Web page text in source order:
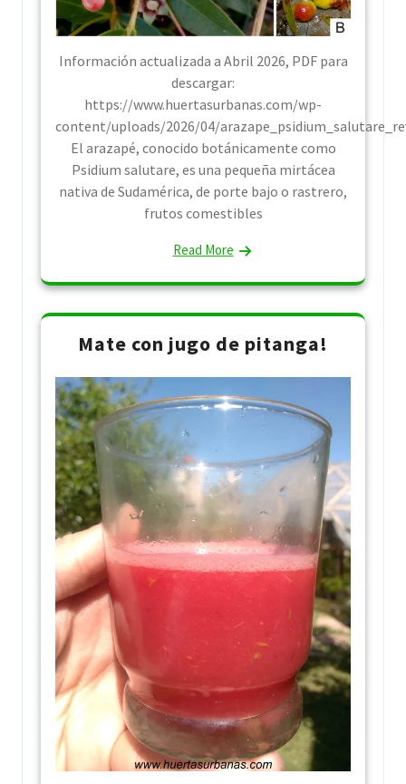
Información actualizada a Abril 2026, PDF para
descargar:
https://www.huertasurbanas.com/wp-
content/uploads/2026/04/
El arazapé, conocido botánicamente como
Psidium salutare, es una pequeña mirtácea
nativa de Sudamérica, de porte bajo o rastrero,
frutos comestibles
Read More
Mate con jugo de pitanga!